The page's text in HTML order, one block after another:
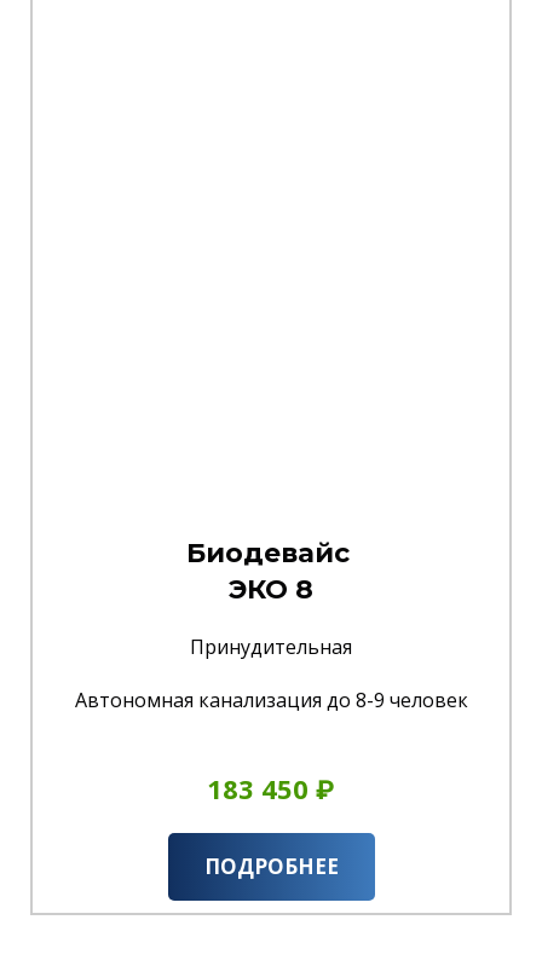
Биодевайс
ЭКО 8
Принудительная
Автономная канализация до 8-9 человек
183 450 ₽
ПОДРОБНЕЕ